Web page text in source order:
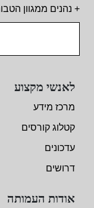
+ נהנים ממגוון
אודות העמותה
לאנשי מקצוע
מרכז מידע
קטלוג קורסים
עדכונים
דרושים